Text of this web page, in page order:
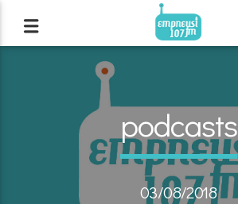
podcasts
03/08/2018